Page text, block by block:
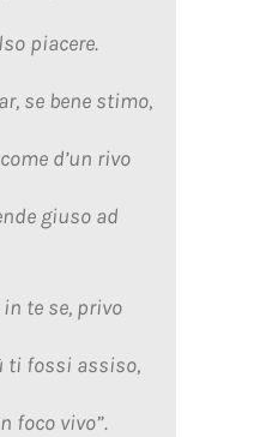
piacere.
se bene stimo,
d’un rivo
giuso ad
te se, privo
ti fossi assiso,
foco vivo”.